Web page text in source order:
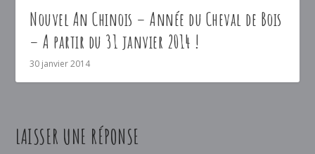
Nouvel An Chinois – Année du Cheval de Bois
– A partir du 31 janvier 2014 !
30 janvier 2014
LAISSER UNE RÉPONSE